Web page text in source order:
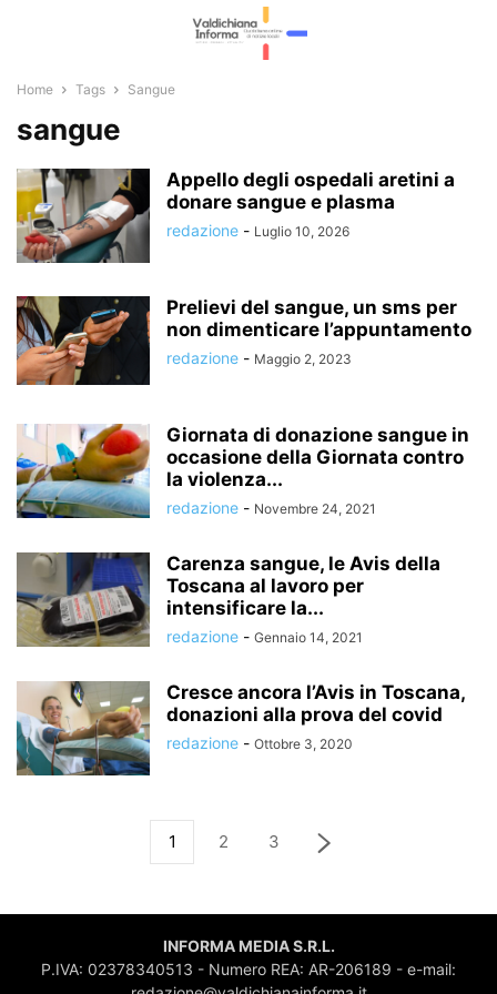
Home Tags Sangue
sangue
Appello degli ospedali aretini a
donare sangue e plasma
redazione - Luglio 10, 2026
Prelievi del sangue, un sms per
non dimenticare l’appuntamento
redazione - Maggio 2, 2023
Giornata di donazione sangue in
occasione della Giornata contro
la violenza...
redazione - Novembre 24, 2021
Carenza sangue, le Avis della
Toscana al lavoro per
intensificare la...
redazione - Gennaio 14, 2021
Cresce ancora l’Avis in Toscana,
donazioni alla prova del covid
redazione - Ottobre 3, 2020
1 2 3
INFORMA MEDIA S.R.L.
P.IVA: 02378340513 - Numero REA: AR-206189 - e-mail: